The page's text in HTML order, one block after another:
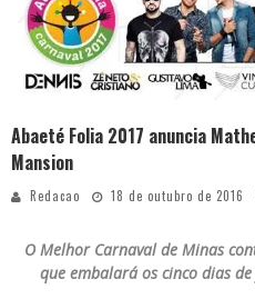
Abaeté Folia 2017 anuncia
Mansion
Redacao 18 de outubro de 2016
O Melhor Carnaval de Minas
que embalará os cinco dias